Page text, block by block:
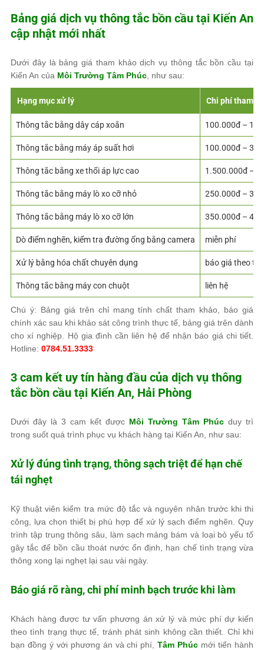
Bảng giá dịch vụ thông tắc bồn cầu tại Kiến An
cập nhật mới nhất
Dưới đây là bảng giá tham khảo dịch vụ thông tắc bồn cầu tại
Kiến An của Môi Trường Tâm Phúc , như sau:
Hạng mục xử lý Chi phí tham
Thông tắc bằng dây cáp xoắn 100.000đ –
Thông tắc bằng máy áp suất hơi 100.000đ –
Thông tắc bằng xe thổi áp lực cao 1.500.000đ –
Thông tắc bằng máy lò xo cỡ nhỏ 250.000đ –
Thông tắc bằng máy lò xo cỡ lớn 350.000đ –
Dò điểm nghẽn, kiểm tra đường ống bằng camera miễn phí
Xử lý bằng hóa chất chuyên dụng báo giá theo
Thông tắc bằng máy con chuột liên hệ
Chú ý: Bảng giá trên chỉ mang tính chất tham khảo, báo giá
chính xác sau khi khảo sát công trình thực tế, bảng giá trên dành
cho xí nghiệp. Hộ gia đình cần liên hệ để nhận báo giá chi tiết.
Hotline: 0784.51.3333
3 cam kết uy tín hàng đầu của dịch vụ thông
tắc bồn cầu tại Kiến An, Hải Phòng
Dưới đây là 3 cam kết được Môi Trường Tâm Phúc duy trì
trong suốt quá trình phục vụ khách hàng tại Kiến An, như sau:
Xử lý đúng tình trạng, thông sạch triệt để hạn chế
tái nghẹt
Kỹ thuật viên kiểm tra mức độ tắc và nguyên nhân trước khi thi
công, lựa chọn thiết bị phù hợp để xử lý sạch điểm nghẽn. Quy
trình tập trung thông sâu, làm sạch mảng bám và loại bỏ yếu tố
gây tắc để bồn cầu thoát nước ổn định, hạn chế tình trạng vừa
thông xong lại nghẹt lại sau vài ngày.
Báo giá rõ ràng, chi phí minh bạch trước khi làm
Khách hàng được tư vấn phương án xử lý và mức phí dự kiến
theo tình trạng thực tế, tránh phát sinh không cần thiết. Chỉ khi
bạn đồng ý với phương án và chi phí,Tâm Phúc mới tiến hành